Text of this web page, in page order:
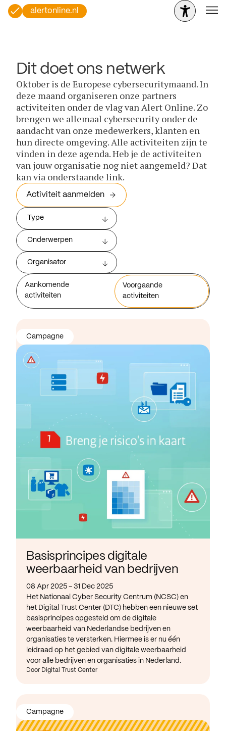
alertonline.nl
Dit doet ons netwerk
Oktober is de Europese cybersecuritymaand. In
deze maand organiseren onze partners
activiteiten onder de vlag van Alert Online. Zo
brengen we allemaal cybersecurity onder de
aandacht van onze medewerkers, klanten en
hun directe omgeving. Alle activiteiten zijn te
vinden in deze agenda. Heb je de activiteiten
van jouw organisatie nog niet aangemeld? Dat
kan via onderstaande link.
Activiteit aanmelden
Type
Onderwerpen
Organisator
Aankomende
activiteiten
Voorgaande
activiteiten
Basisprincipes digitale
weerbaarheid van bedrijven
08 Apr 2025 - 31 Dec 2025
Het Nationaal Cyber Security Centrum (NCSC) en
het Digital Trust Center (DTC) hebben een nieuwe set
basisprincipes opgesteld om de digitale
weerbaarheid van Nederlandse bedrijven en
organisaties te versterken. Hiermee is er nu één
leidraad op het gebied van digitale weerbaarheid
voor alle bedrijven en organisaties in Nederland.
Door Digital Trust Center
Campagne
Campagne